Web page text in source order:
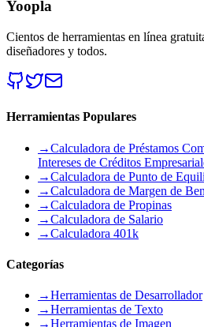
Yoopla
Cientos de herramientas en línea
diseñadores y todos.
Herramientas Populares
→Calculadora de Préstamos
Intereses de Créditos
→Calculadora de Punto de
→Calculadora de Margen de
→Calculadora de Propinas
→Calculadora de Salario
→Calculadora 401k
Categorías
→Herramientas de Desarrollador
→Herramientas de Texto
→Herramientas de Imagen